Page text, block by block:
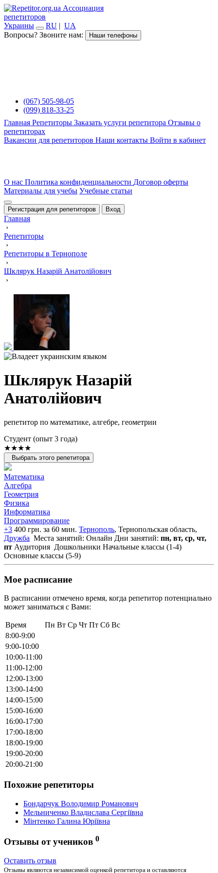
Ассоциация
репетиторов
Украины
RU | UA
Вопросы? Звоните нам:
Наши телефоны
(067) 505-98-05
(099) 818-33-25
Главная Репетиторы Заказать услуги репетитора Отзывы о
репетиторах
Вакансии для репетиторов Наши контакты Войти в кабинет
О нас Политика конфиденциальности Договор оферты
Материалы для учебы Учебные статьи
Регистрация для репетиторов Вход
Главная
›
Репетиторы
›
Репетиторы в Тернополе
›
Шклярук Назарій Анатолійович
›
Шклярук Назарій
Анатолійович
репетитор по математике, алгебре, геометрии
Cтудент (опыт 3 года)
★★★★
Выбрать этого репетитора
Математика
Алгебра
Геометрия
Физика
Информатика
Программирование
+3 400 грн. за 60 мин. Тернополь, Тернопольская область,
Дружба Места занятий: Онлайн Дни занятий: пн, вт, ср, чт,
пт Аудитория Дошкольники Начальные классы (1-4)
Основные классы (5-9)
Мое расписание
В расписании отмечено время, когда репетитор потенциально
может заниматься с Вами:
Время Пн Вт Ср Чт Пт Сб Вс
8:00-9:00
9:00-10:00
10:00-11:00
11:00-12:00
12:00-13:00
13:00-14:00
14:00-15:00
15:00-16:00
16:00-17:00
17:00-18:00
18:00-19:00
19:00-20:00
20:00-21:00
Похожие репетиторы
Бондарчук Володимир Романович
Мельниченко Владислава Сергіївна
Мінтенко Галина Юріївна
Отзывы от учеников 0
Оставить отзыв
Отзывы являются независимой оценкой репетитора и оставляются